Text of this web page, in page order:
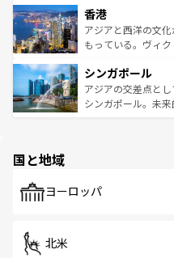
とつ。フォーやバイ
ひ現地で味わいた
が旅行者を迎えて
参照してほしい。
の活気が交差してい
帯で自然と触れ合
いビーチでリゾー
激する。気候は一年
が待っている。親
た文化、そして多
香港
アジアと西洋の文
もっている。ヴィ
み、どこを訪れても
ており、効率よく
うな絶景から文化
シンガポール
アジアの交差点と
シンガポール。未
で、ホーカーズは地
国と地域
ヨーロッパ
北米